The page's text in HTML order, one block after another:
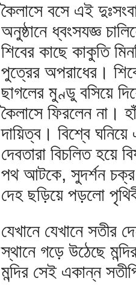
কৈলাসে বসে এই
অনুষ্ঠানে ধ্বংসযজ্ঞ
শিবের কাছে কাকুতি
পুত্রের অপরাধের।
ছাগলের মুণ্ডু বসিয়ে
কৈলাসে ফিরলেন না।
দায়িত্ব। বিশ্বে
দেবতারা বিচলিত হয়ে
পথ আটকে, সুদর্শন
দেহ ছড়িয়ে পড়লো
যেখানে যেখানে সতীর
স্থানে গড়ে উঠেছে
মন্দির সেই একান্ন